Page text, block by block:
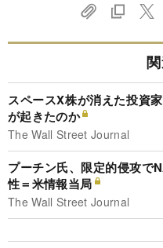
スペースX株が消えた投資
が起きたのか
The Wall Street Journal
プーチン氏、限定的侵攻で
性＝米情報当局
The Wall Street Journal